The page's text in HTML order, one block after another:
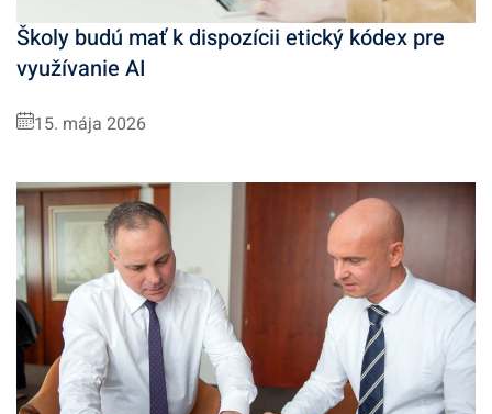
Školy budú mať k dispozícii etický kódex pre
využívanie AI
15. mája 2026